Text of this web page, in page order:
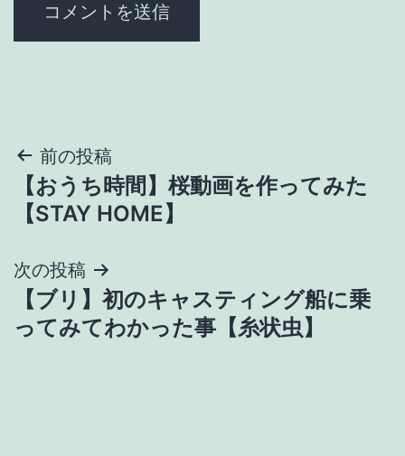
投
稿
ビ
ゲ
前の投稿
【おうち時間】桜動画を作ってみた
【STAY HOME】
次の投稿
【ブリ】初のキャスティング船に乗
ってみてわかった事【糸状虫】